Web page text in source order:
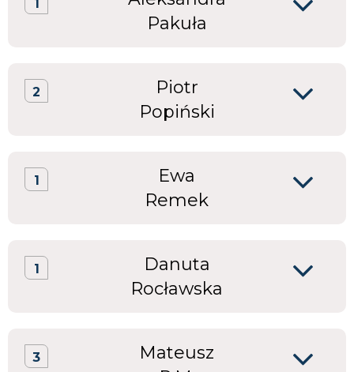
1
Pakuła
2
Piotr
Popiński
1
Ewa
Remek
1
Danuta
Rocławska
3
Mateusz